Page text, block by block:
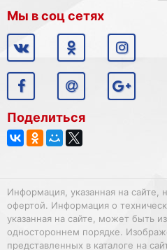
Мы в соц сетях
Поделиться
Информация, указанная на сайте,
офертой. Информация о
указанная на сайте, может быть
одностороннем порядке.
представленных в каталоге на